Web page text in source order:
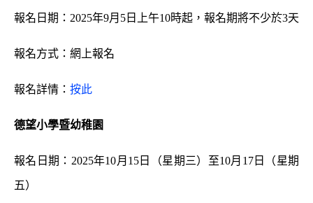
報名日期：2025年9月5日上午10時起，報名期將不少於3天
報名方式：網上報名
報名詳情： 按此
德望小學暨幼稚園
報名日期：2025年10月15日（星期三）至10月17日（星期
五）